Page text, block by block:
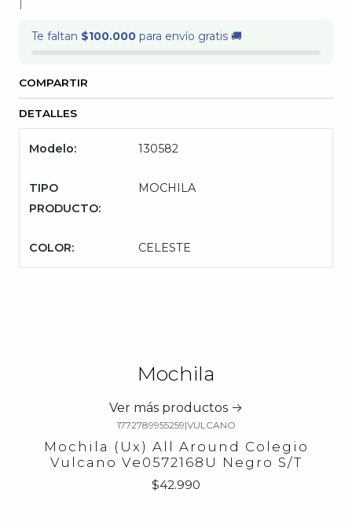
|
Te faltan $100.000 para envío gratis 🚚
COMPARTIR
DETALLES
Modelo: 130582
TIPO
PRODUCTO:
MOCHILA
COLOR: CELESTE
Mochila
Ver más productos
1772789955259|VULCANO
Mochila (Ux) All Around Colegio
Vulcano Ve0572168U Negro S/T
$42.990